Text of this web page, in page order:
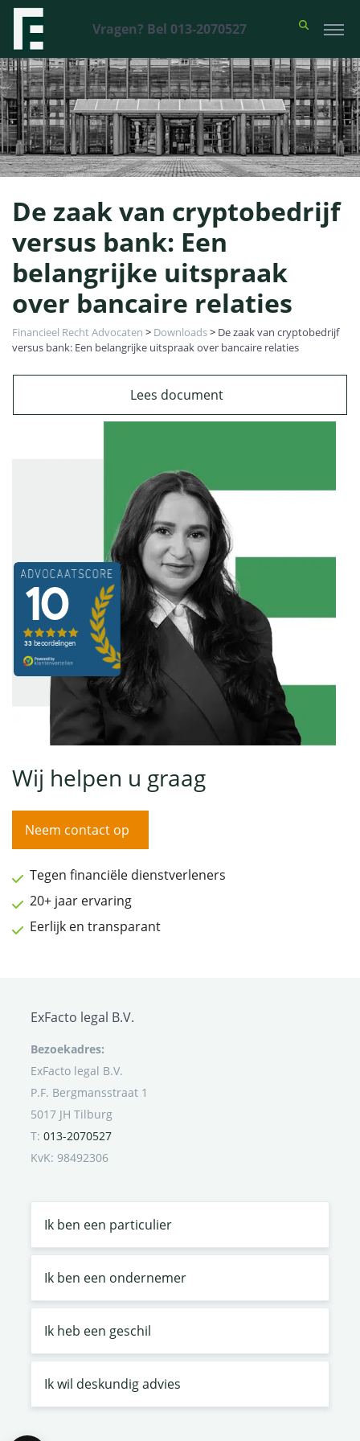
Vragen? Bel 013-2070527
De zaak van cryptobedrijf
versus bank: Een
belangrijke uitspraak
over bancaire relaties
Financieel Recht Advocaten > Downloads> De zaak van cryptobedrijf
versus bank: Een belangrijke uitspraak over bancaire relaties
Lees document
Wij helpen u graag
Neem contact op
Tegen financiële dienstverleners
20+ jaar ervaring
Eerlijk en transparant
ExFacto legal B.V.
Bezoekadres:
ExFacto legal B.V.
P.F. Bergmansstraat 1
5017 JH Tilburg
T: 013-2070527
KvK: 98492306
Ik ben een particulier
Ik ben een ondernemer
Ik heb een geschil
Ik wil deskundig advies